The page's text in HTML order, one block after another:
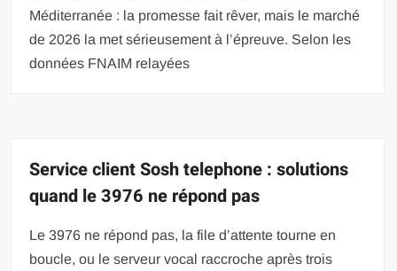
Méditerranée : la promesse fait rêver, mais le marché
de 2026 la met sérieusement à l’épreuve. Selon les
données FNAIM relayées
Service client Sosh telephone : solutions
quand le 3976 ne répond pas
Le 3976 ne répond pas, la file d’attente tourne en
boucle, ou le serveur vocal raccroche après trois